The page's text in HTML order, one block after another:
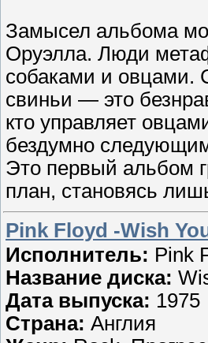
Замысел альбома
Оруэлла. Люди
собаками и овцами.
свиньи — это
кто управляет
бездумно
Это первый альбом
план, становясь
Pink Floyd -Wish
Исполнитель: Pink
Название диска:
Дата выпуска: 1975
Страна: Англия